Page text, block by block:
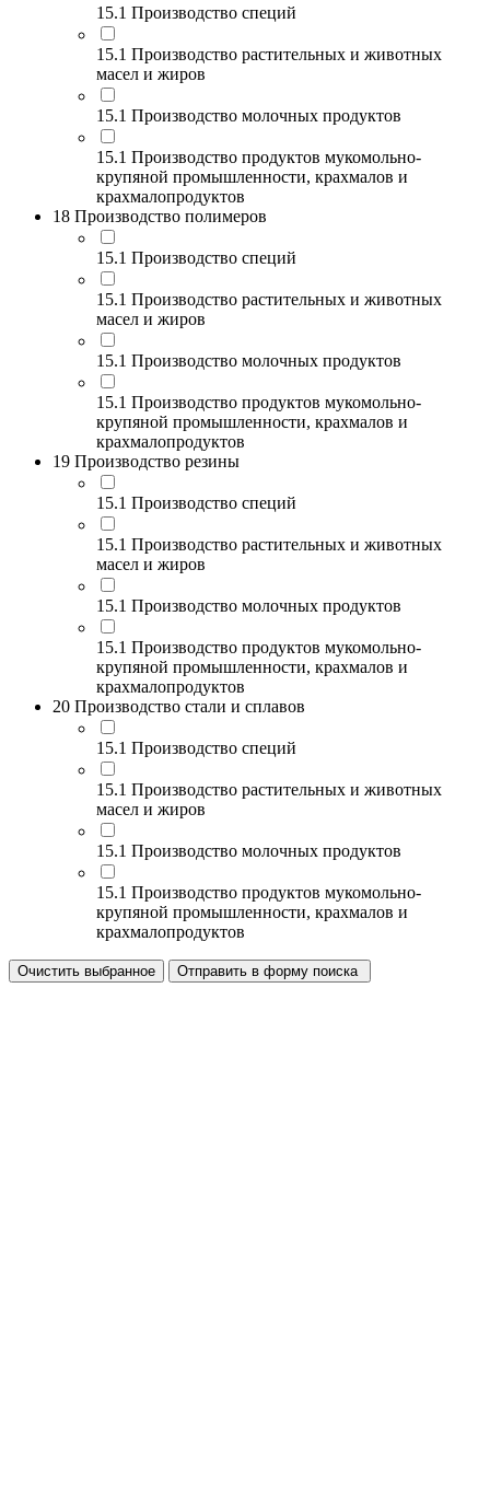
15.1 Производство специй
15.1 Производство растительных и животных
масел и жиров
15.1 Производство молочных продуктов
15.1 Производство продуктов мукомольно-
крупяной промышленности, крахмалов и
крахмалопродуктов
18 Производство полимеров
15.1 Производство специй
15.1 Производство растительных и животных
масел и жиров
15.1 Производство молочных продуктов
15.1 Производство продуктов мукомольно-
крупяной промышленности, крахмалов и
крахмалопродуктов
19 Производство резины
15.1 Производство специй
15.1 Производство растительных и животных
масел и жиров
15.1 Производство молочных продуктов
15.1 Производство продуктов мукомольно-
крупяной промышленности, крахмалов и
крахмалопродуктов
20 Производство стали и сплавов
15.1 Производство специй
15.1 Производство растительных и животных
масел и жиров
15.1 Производство молочных продуктов
15.1 Производство продуктов мукомольно-
крупяной промышленности, крахмалов и
крахмалопродуктов